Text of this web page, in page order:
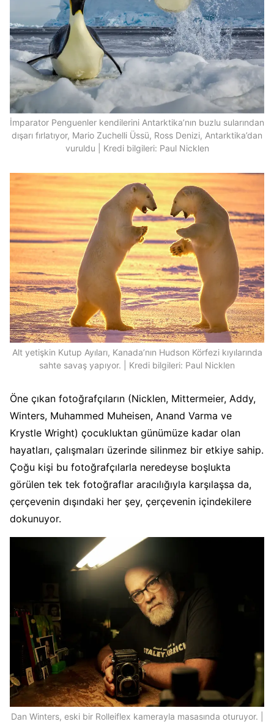
İmparator Penguenler kendilerini Antarktika’nın buzlu sularından
dışarı fırlatıyor, Mario Zuchelli Üssü, Ross Denizi, Antarktika’dan
vuruldu | Kredi bilgileri: Paul Nicklen
Alt yetişkin Kutup Ayıları, Kanada’nın Hudson Körfezi kıyılarında
sahte savaş yapıyor. | Kredi bilgileri: Paul Nicklen
Öne çıkan fotoğrafçıların (Nicklen, Mittermeier, Addy,
Winters, Muhammed Muheisen, Anand Varma ve
Krystle Wright) çocukluktan günümüze kadar olan
hayatları, çalışmaları üzerinde silinmez bir etkiye sahip.
Çoğu kişi bu fotoğrafçılarla neredeyse boşlukta
görülen tek tek fotoğraflar aracılığıyla karşılaşsa da,
çerçevenin dışındaki her şey, çerçevenin içindekilere
dokunuyor.
Dan Winters, eski bir Rolleiflex kamerayla masasında oturuyor. |